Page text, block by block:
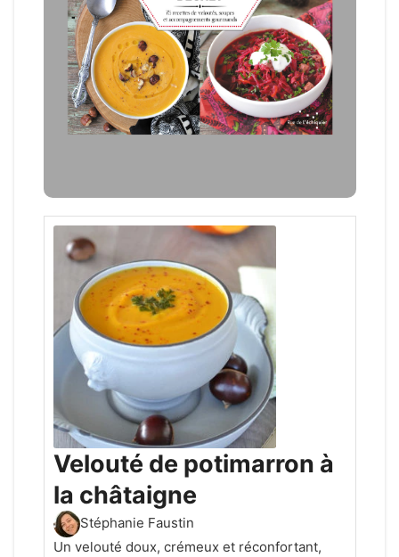
Velouté de potimarron à
la châtaigne
Stéphanie Faustin
Un velouté doux, crémeux et réconfortant,